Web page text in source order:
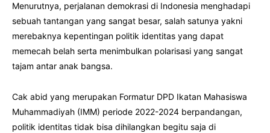
Menurutnya, perjalanan demokrasi di Indonesia menghadapi
sebuah tantangan yang sangat besar, salah satunya yakni
merebaknya kepentingan politik identitas yang dapat
memecah belah serta menimbulkan polarisasi yang sangat
tajam antar anak bangsa.
Cak abid yang merupakan Formatur DPD Ikatan Mahasiswa
Muhammadiyah (IMM) periode 2022-2024 berpandangan,
politik identitas tidak bisa dihilangkan begitu saja di